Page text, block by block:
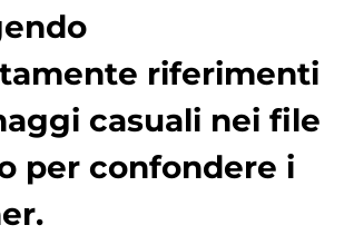
riferimenti
casuali nei file
per confondere i